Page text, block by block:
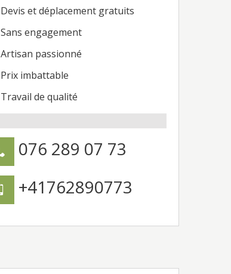
Devis et déplacement gratuits
Sans engagement
Artisan passionné
Prix imbattable
Travail de qualité
076 289 07 73
+41762890773